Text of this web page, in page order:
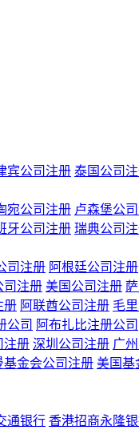
宾公司注册 泰国公司
宛公司注册 卢森堡公
牙公司注册 瑞典公司
司注册 阿根廷公司注册
司注册 美国公司注册
册 阿联酋公司注册 毛
公司 阿布扎比注册公司
注册 深圳公司注册 广
基金会公司注册 美国基
通银行 香港招商永隆